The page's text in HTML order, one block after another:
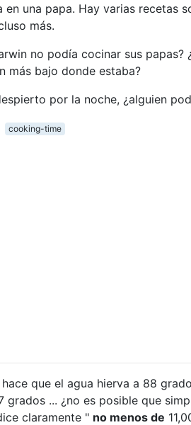
una papa. Hay varias recetas
más.
no podía cocinar sus
más bajo donde estaba?
por la noche, ¿alguien
cooking-time
hace que el agua hierva a 88
grados ... ¿no es posible que
claramente " no menos de